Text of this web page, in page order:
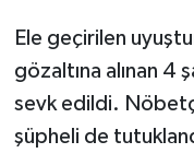
Ele geçirilen
gözaltına alınan 4
sevk edildi.
şüpheli de